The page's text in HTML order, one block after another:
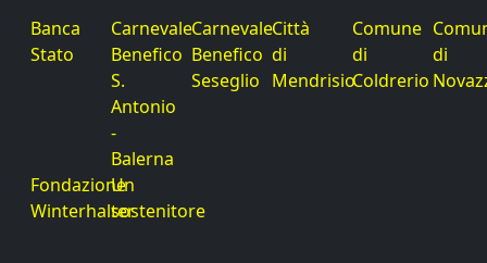
Banca
Stato
Carnevale
Benefico
S.
Antonio
-
Balerna
Carnevale
Benefico
Seseglio
Città
di
Mendrisio
Comune
di
Coldrerio
di
Fondazione
Winterhalter
Un
sostenitore